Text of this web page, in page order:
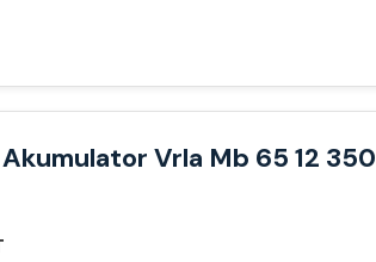
Vrla Mb 65 12 350